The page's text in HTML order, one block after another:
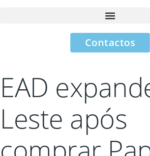
Contactos
EAD
Leste após